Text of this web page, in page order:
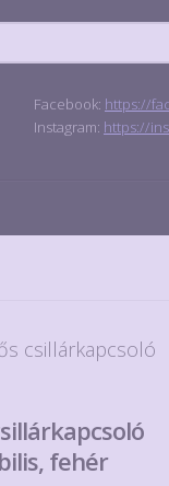
Facebook: https://
Instagram: https://
csillárkapcsoló
fehér